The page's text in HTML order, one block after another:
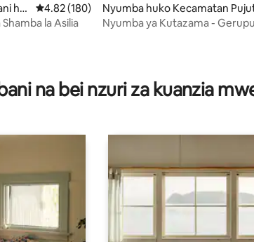
hu
Ukadiriaji wa wastani wa 4.82 kati ya 5,
4.82 (180)
la Asilia
Nyumba huko Kecamatan
Nyumba ya Kutazama -
na bei nzuri za kuanzia